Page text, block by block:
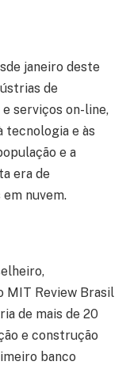
janeiro deste
de
serviços on-line,
tecnologia e às
e a
era de
nuvem.
MIT Review Brasil
de mais de 20
e construção
banco